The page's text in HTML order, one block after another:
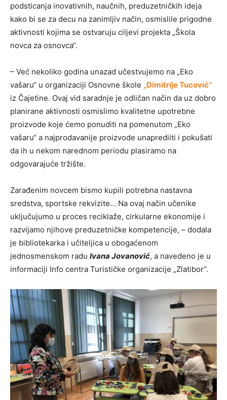
podsticanja inovativnih, naučnih, preduzetničkih ideja
kako bi se za decu na zanimljiv način, osmislile prigodne
aktivnosti kojima se ostvaruju ciljevi projekta „Škola
novca za osnovca“.
– Već nekoliko godina unazad učestvujemo na „Eko
vašaru“ u organizaciji Osnovne škole „Dimitrije Tucović“
iz Čajetine. Ovaj vid saradnje je odličan način da uz dobro
planirane aktivnosti osmislimo kvalitetne upotrebne
proizvode koje ćemo ponuditi na pomenutom „Eko
vašaru“ a najprodavanije proizvode unaprediiti i pokušati
da ih u nekom narednom periodu plasiramo na
odgovarajuće tržište.
Zarađenim novcem bismo kupili potrebna nastavna
sredstva, sportske rekvizite… Na ovaj način učenike
uključujumo u proces reciklaže, cirkularne ekonomije i
razvijamo njihove preduzetničke kompetencije, – dodala
je bibliotekarka i učiteljica u obogaćenom
jednosmenskom radu Ivana Jovanović, a navedeno je u
informaciji Info centra Turističke organizacije „Zlatibor“.